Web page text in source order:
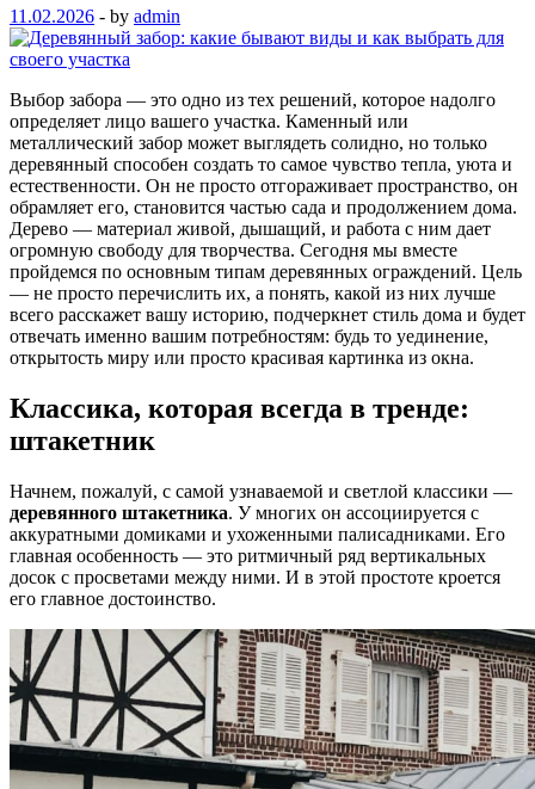
11.02.2026 - by admin
Выбор забора — это одно из тех решений, которое надолго
определяет лицо вашего участка. Каменный или
металлический забор может выглядеть солидно, но только
деревянный способен создать то самое чувство тепла, уюта и
естественности. Он не просто отгораживает пространство, он
обрамляет его, становится частью сада и продолжением дома.
Дерево — материал живой, дышащий, и работа с ним дает
огромную свободу для творчества. Сегодня мы вместе
пройдемся по основным типам деревянных ограждений. Цель
— не просто перечислить их, а понять, какой из них лучше
всего расскажет вашу историю, подчеркнет стиль дома и будет
отвечать именно вашим потребностям: будь то уединение,
открытость миру или просто красивая картинка из окна.
Классика, которая всегда в тренде:
штакетник
Начнем, пожалуй, с самой узнаваемой и светлой классики —
деревянного штакетника. У многих он ассоциируется с
аккуратными домиками и ухоженными палисадниками. Его
главная особенность — это ритмичный ряд вертикальных
досок с просветами между ними. И в этой простоте кроется
его главное достоинство.